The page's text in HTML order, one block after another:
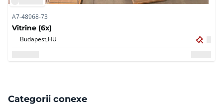
A7-48968-73
Vitrine (6x)
Budapest,HU
Categorii conexe